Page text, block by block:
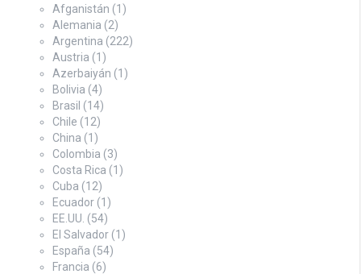
Afganistán (1)
Alemania (2)
Argentina (222)
Austria (1)
Azerbaiyán (1)
Bolivia (4)
Brasil (14)
Chile (12)
China (1)
Colombia (3)
Costa Rica (1)
Cuba (12)
Ecuador (1)
EE.UU. (54)
El Salvador (1)
España (54)
Francia (6)